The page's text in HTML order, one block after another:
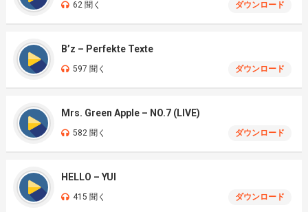
62 聞く ダウンロード
B’z – Perfekte Texte
597 聞く ダウンロード
Mrs. Green Apple – NO.7 (LIVE)
582 聞く ダウンロード
HELLO – YUI
415 聞く ダウンロード